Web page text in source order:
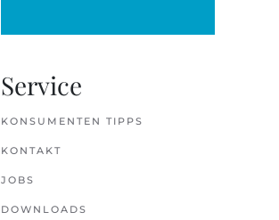
Service
KONSUMENTEN TIPPS
KONTAKT
JOBS
DOWNLOADS